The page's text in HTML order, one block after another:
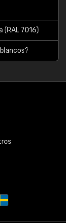
(RAL 7016)